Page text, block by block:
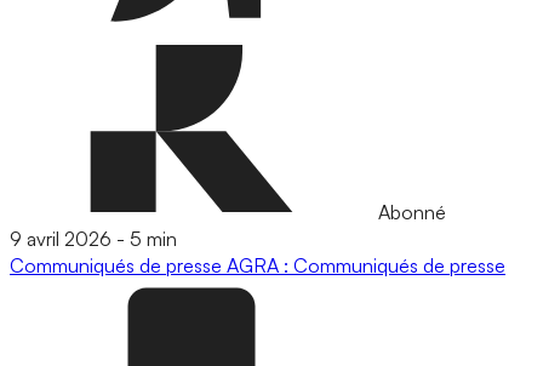
Abonné
9 avril 2026 - 5 min
Communiqués de presse AGRA : Communiqués de presse